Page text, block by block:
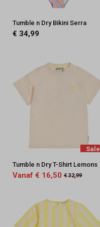
Tumble n Dry Bikini Serra
€ 34,99
Sale
Tumble n Dry T-Shirt Lemons
Vanaf € 16,50 € 32,99